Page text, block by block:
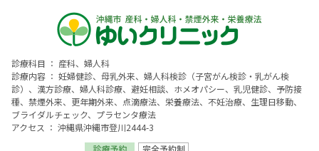
診療科目 ： 産科、婦人科
診療内容 ： 妊婦健診、母乳外来、婦人科検診（子宮がん検診・乳がん検
診）、漢方診療、婦人科診療、避妊相談、ホメオパシー、乳児健診、予防接
種、禁煙外来、更年期外来、点滴療法、栄養療法、不妊治療、生理日移動、
ブライダルチェック、プラセンタ療法
アクセス ： 沖縄県沖縄市登川2444-3